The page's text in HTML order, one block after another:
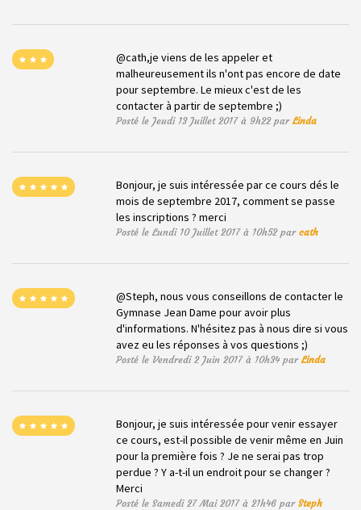
@cath,je viens de les appeler et
malheureusement ils n'ont pas encore de date
pour septembre. Le mieux c'est de les
contacter à partir de septembre ;)
Posté le Jeudi 13 Juillet 2017 à 9h22 parLinda
Bonjour, je suis intéressée par ce cours dés le
mois de septembre 2017, comment se passe
les inscriptions ? merci
Posté le Lundi 10 Juillet 2017 à 10h52 parcath
@Steph, nous vous conseillons de contacter le
Gymnase Jean Dame pour avoir plus
d'informations. N'hésitez pas à nous dire si vous
avez eu les réponses à vos questions ;)
Posté le Vendredi 2 Juin 2017 à 10h34 parLinda
Bonjour, je suis intéressée pour venir essayer
ce cours, est-il possible de venir même en Juin
pour la première fois ? Je ne serai pas trop
perdue ? Y a-t-il un endroit pour se changer ?
Merci
Posté le Samedi 27 Mai 2017 à 21h46 parSteph